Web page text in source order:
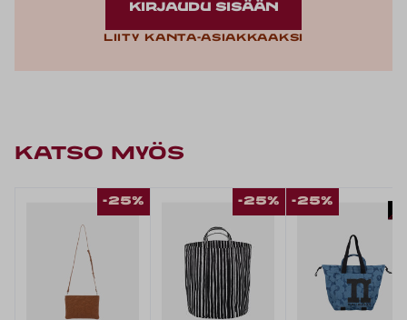
KIRJAUDU SISÄÄN
Liity kanta-asiakkaaksi
KATSO MYÖS
-25% -25% -25%